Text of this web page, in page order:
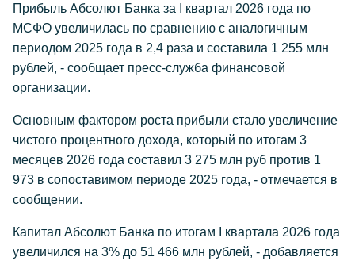
Прибыль Абсолют Банка за I квартал 2026 года по
МСФО увеличилась по сравнению с аналогичным
периодом 2025 года в 2,4 раза и составила 1 255 млн
рублей, - сообщает пресс-служба финансовой
организации.
Основным фактором роста прибыли стало увеличение
чистого процентного дохода, который по итогам 3
месяцев 2026 года составил 3 275 млн руб против 1
973 в сопоставимом периоде 2025 года, - отмечается в
сообщении.
Капитал Абсолют Банка по итогам I квартала 2026 года
увеличился на 3% до 51 466 млн рублей, - добавляется